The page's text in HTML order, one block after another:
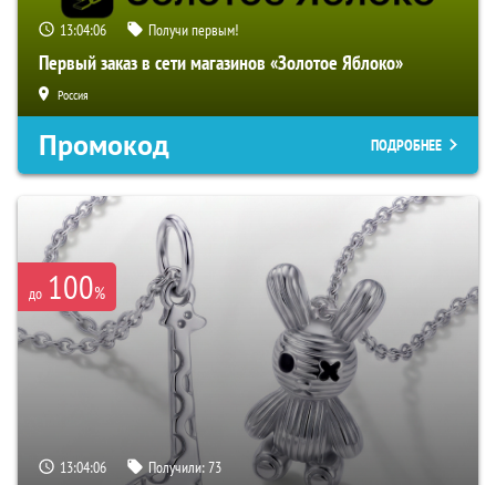
13:04:04 Получи первым!
Первый заказ в сети магазинов «Золотое Яблоко»
Россия
Промокод ПОДРОБНЕЕ
до 100%
13:04:04 Получили:73